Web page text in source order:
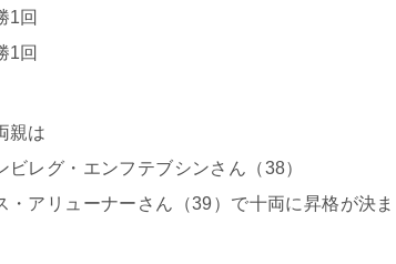
1回
1回
親は
ビレグ・エンフテブシンさん（38）
・アリューナーさん（39）で十両に昇格が決